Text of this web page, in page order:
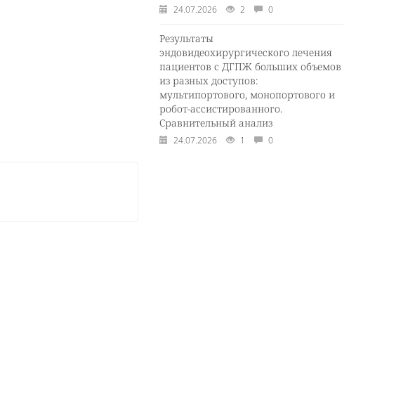
24.07.2026 2 0
Результаты
эндовидеохирургического лечения
пациентов с ДГПЖ больших объемов
из разных доступов:
мультипортового, монопортового и
робот-ассистированного.
Сравнительный анализ
24.07.2026 1 0